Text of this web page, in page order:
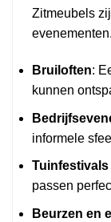
Zitmeubels
Bruiloften:
kunnen
informele
passen
Beurzen en